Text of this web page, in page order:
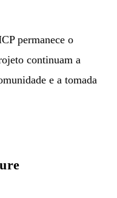
permanece o
continuam a
e a tomada